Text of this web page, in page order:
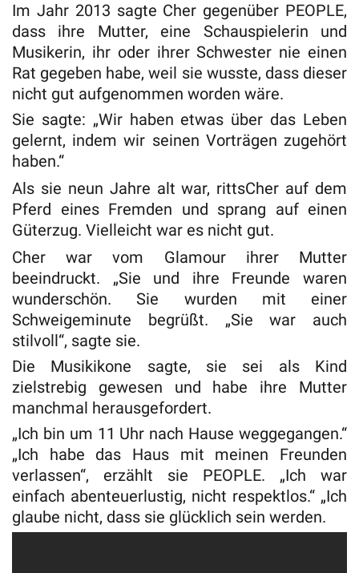
Im Jahr 2013 sagte Cher gegenüber PEOPLE,
dass ihre Mutter, eine Schauspielerin und
Musikerin, ihr oder ihrer Schwester nie einen
Rat gegeben habe, weil sie wusste, dass dieser
nicht gut aufgenommen worden wäre.
Sie sagte: „Wir haben etwas über das Leben
gelernt, indem wir seinen Vorträgen zugehört
haben.“
Als sie neun Jahre alt war, rittsCher auf dem
Pferd eines Fremden und sprang auf einen
Güterzug. Vielleicht war es nicht gut.
Cher war vom Glamour ihrer Mutter
beeindruckt. „Sie und ihre Freunde waren
wunderschön. Sie wurden mit einer
Schweigeminute begrüßt. „Sie war auch
stilvoll“, sagte sie.
Die Musikikone sagte, sie sei als Kind
zielstrebig gewesen und habe ihre Mutter
manchmal herausgefordert.
„Ich bin um 11 Uhr nach Hause weggegangen.“
„Ich habe das Haus mit meinen Freunden
verlassen“, erzählt sie PEOPLE. „Ich war
einfach abenteuerlustig, nicht respektlos.“ „Ich
glaube nicht, dass sie glücklich sein werden.